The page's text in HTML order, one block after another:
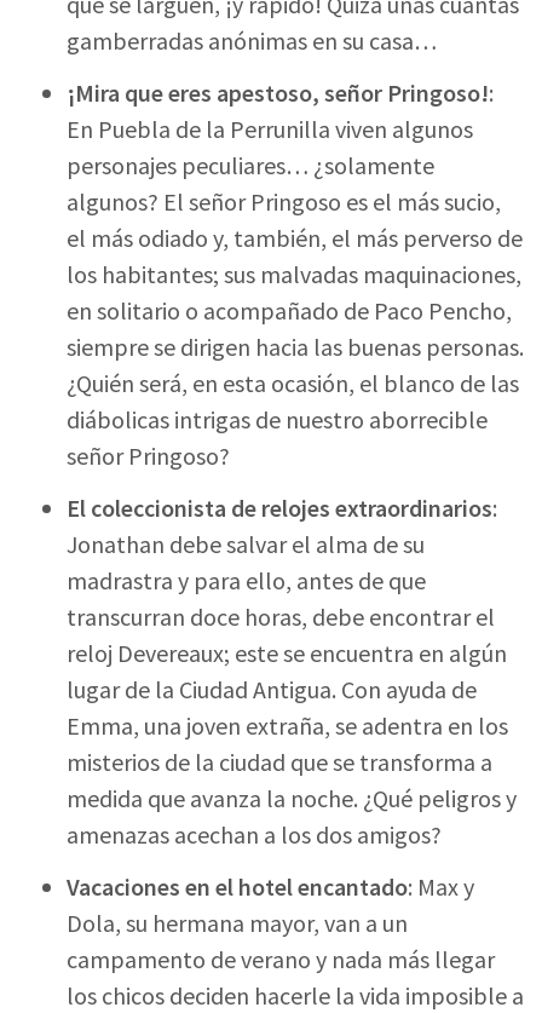
gamberradas anónimas en su casa…
¡Mira que eres apestoso, señor Pringoso!:
En Puebla de la Perrunilla viven algunos
personajes peculiares… ¿solamente
algunos? El señor Pringoso es el más sucio,
el más odiado y, también, el más perverso de
los habitantes; sus malvadas maquinaciones,
en solitario o acompañado de Paco Pencho,
siempre se dirigen hacia las buenas personas.
¿Quién será, en esta ocasión, el blanco de las
diábolicas intrigas de nuestro aborrecible
señor Pringoso?
El coleccionista de relojes extraordinarios:
Jonathan debe salvar el alma de su
madrastra y para ello, antes de que
transcurran doce horas, debe encontrar el
reloj Devereaux; este se encuentra en algún
lugar de la Ciudad Antigua. Con ayuda de
Emma, una joven extraña, se adentra en los
misterios de la ciudad que se transforma a
medida que avanza la noche. ¿Qué peligros y
amenazas acechan a los dos amigos?
Vacaciones en el hotel encantado: Max y
Dola, su hermana mayor, van a un
campamento de verano y nada más llegar
los chicos deciden hacerle la vida imposible a